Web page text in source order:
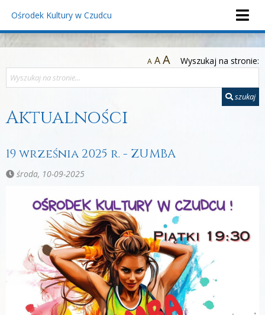
Ośrodek Kultury w Czudcu
A AA Wyszukaj na stronie:
szukaj
Aktualności
19 września 2025 r. - ZUMBA
środa, 10-09-2025